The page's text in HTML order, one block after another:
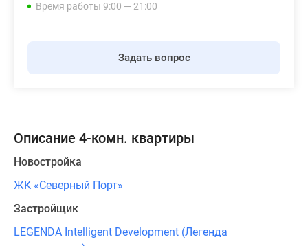
Время работы 9:00 — 21:00
Задать вопрос
Описание 4-комн. квартиры
Новостройка
ЖК «Северный Порт»
Застройщик
LEGENDA Intelligent Development (Легенда